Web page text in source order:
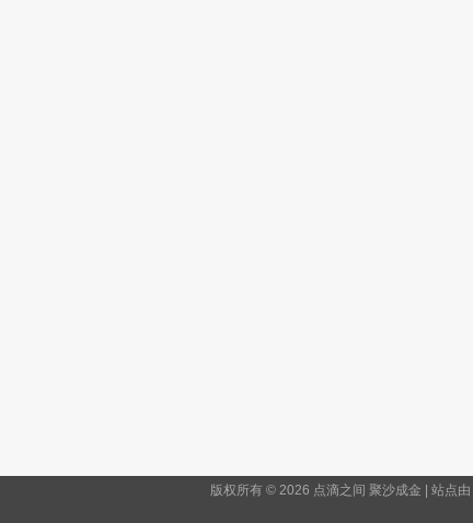
版权所有 © 2026 点滴之间 聚沙成金 | 站点由